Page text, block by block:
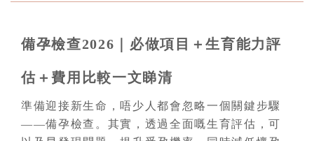
備孕檢查2026｜必做項目＋生育能力評
估＋費用比較一文睇清
準備迎接新生命，唔少人都會忽略一個關鍵步驟
——備孕檢查。其實，透過全面嘅生育評估，可